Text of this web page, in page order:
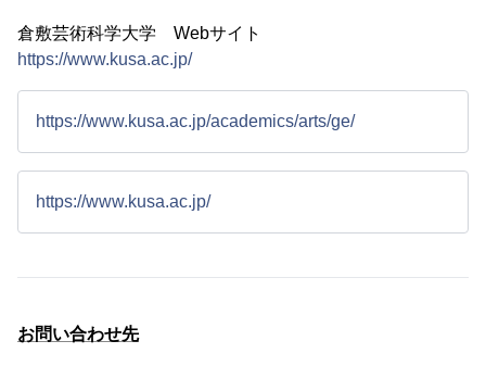
倉敷芸術科学大学 Webサイト
https://www.kusa.ac.jp/
https://www.kusa.ac.jp/academics/arts/ge/
https://www.kusa.ac.jp/
お問い合わせ先